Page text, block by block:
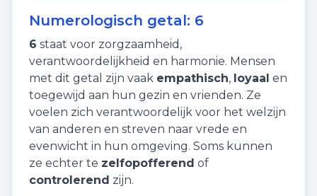
Numerologisch getal: 6
6 staat voor zorgzaamheid ,
verantwoordelijkheid en harmonie. Mensen
met dit getal zijn vaak empathisch, loyaal en
toegewijd aan hun gezin en vrienden. Ze
voelen zich verantwoordelijk voor het welzijn
van anderen en streven naar vrede en
evenwicht in hun omgeving. Soms kunnen
ze echter te zelfopofferend of
controlerend zijn.